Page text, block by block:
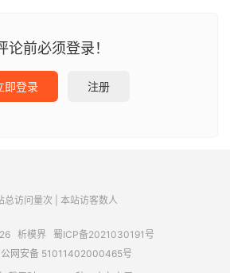
论前必须登录！
即登录 注册
总访问量次 本站访客数人
析模界
蜀ICP备2021030191号
网安备 51011402000465号